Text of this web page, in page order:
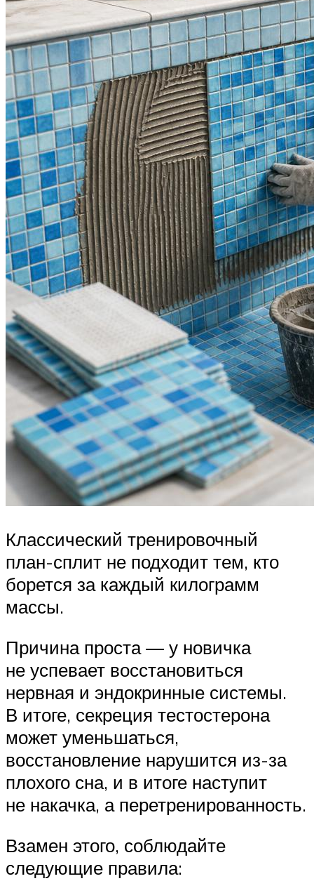
Классический тренировочный
план-сплит не подходит тем, кто
борется за каждый килограмм
массы.
Причина проста — у новичка
не успевает восстановиться
нервная и эндокринные системы.
В итоге, секреция тестостерона
может уменьшаться,
восстановление нарушится из-за
плохого сна, и в итоге наступит
не накачка, а перетренированность.
Взамен этого, соблюдайте
следующие правила: